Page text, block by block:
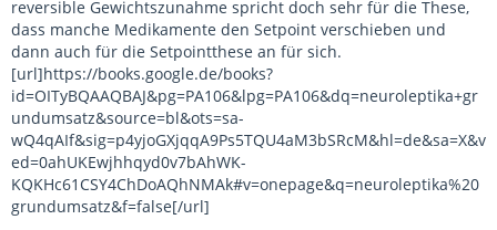
reversible Gewichtszunahme spricht doch sehr für die These,
dass manche Medikamente den Setpoint verschieben und
dann auch für die Setpointthese an für sich.
[url]https://books.google.de/books?
id=OITyBQAAQBAJ&pg=PA106&lpg=PA106&dq=neuroleptika+gr
undumsatz&source=bl&ots=sa-
wQ4qAIf&sig=p4yjoGXjqqA9Ps5TQU4aM3bSRcM&hl=de&sa=X&v
ed=0ahUKEwjhhqyd0v7bAhWK-
KQKHc61CSY4ChDoAQhNMAk#v=onepage&q=neuroleptika%20
grundumsatz&f=false[/url]